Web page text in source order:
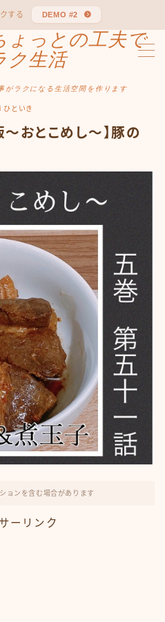
する DEMO #2
ょっとの工夫で
ク生活
がラクになる生活空間を作ります
ひといき
おとこめし～】豚の
ョンを含む場合があります
ーリンク